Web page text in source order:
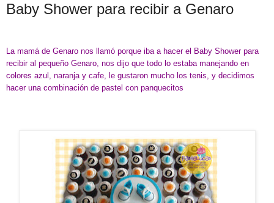
Baby Shower para recibir a Genaro
La mamá de Genaro nos llamó porque iba a hacer el Baby Shower para
recibir al pequeño Genaro, nos dijo que todo lo estaba manejando en
colores azul, naranja y cafe, le gustaron mucho los tenis, y decidimos
hacer una combinación de pastel con panquecitos